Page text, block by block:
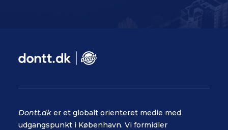
Dontt.dk er et globalt orienteret medie med
udgangspunkt i København. Vi formidler